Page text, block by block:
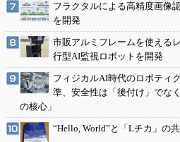
フラクタルによる高精度画像
を開発
市販アルミフレームを使える
行型AI監視ロボットを開発
フィジカルAI時代のロボティ
準、安全性は「後付け」でな
の核心」
“Hello, World”と「Lチカ」の